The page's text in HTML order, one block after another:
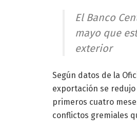
El Banco
mayo que
exterior
Según datos de la
exportación se redujo
primeros cuatro
conflictos gremiales